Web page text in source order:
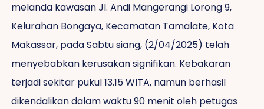
melanda kawasan Jl. Andi Mangerangi Lorong 9,
Kelurahan Bongaya, Kecamatan Tamalate, Kota
Makassar, pada Sabtu siang, (2/04/2025) telah
menyebabkan kerusakan signifikan. Kebakaran
terjadi sekitar pukul 13.15 WITA, namun berhasil
dikendalikan dalam waktu 90 menit oleh petugas